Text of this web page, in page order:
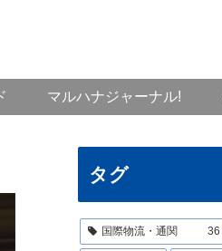
マルハナジャーナル!
タグ
国際物流・通関 36